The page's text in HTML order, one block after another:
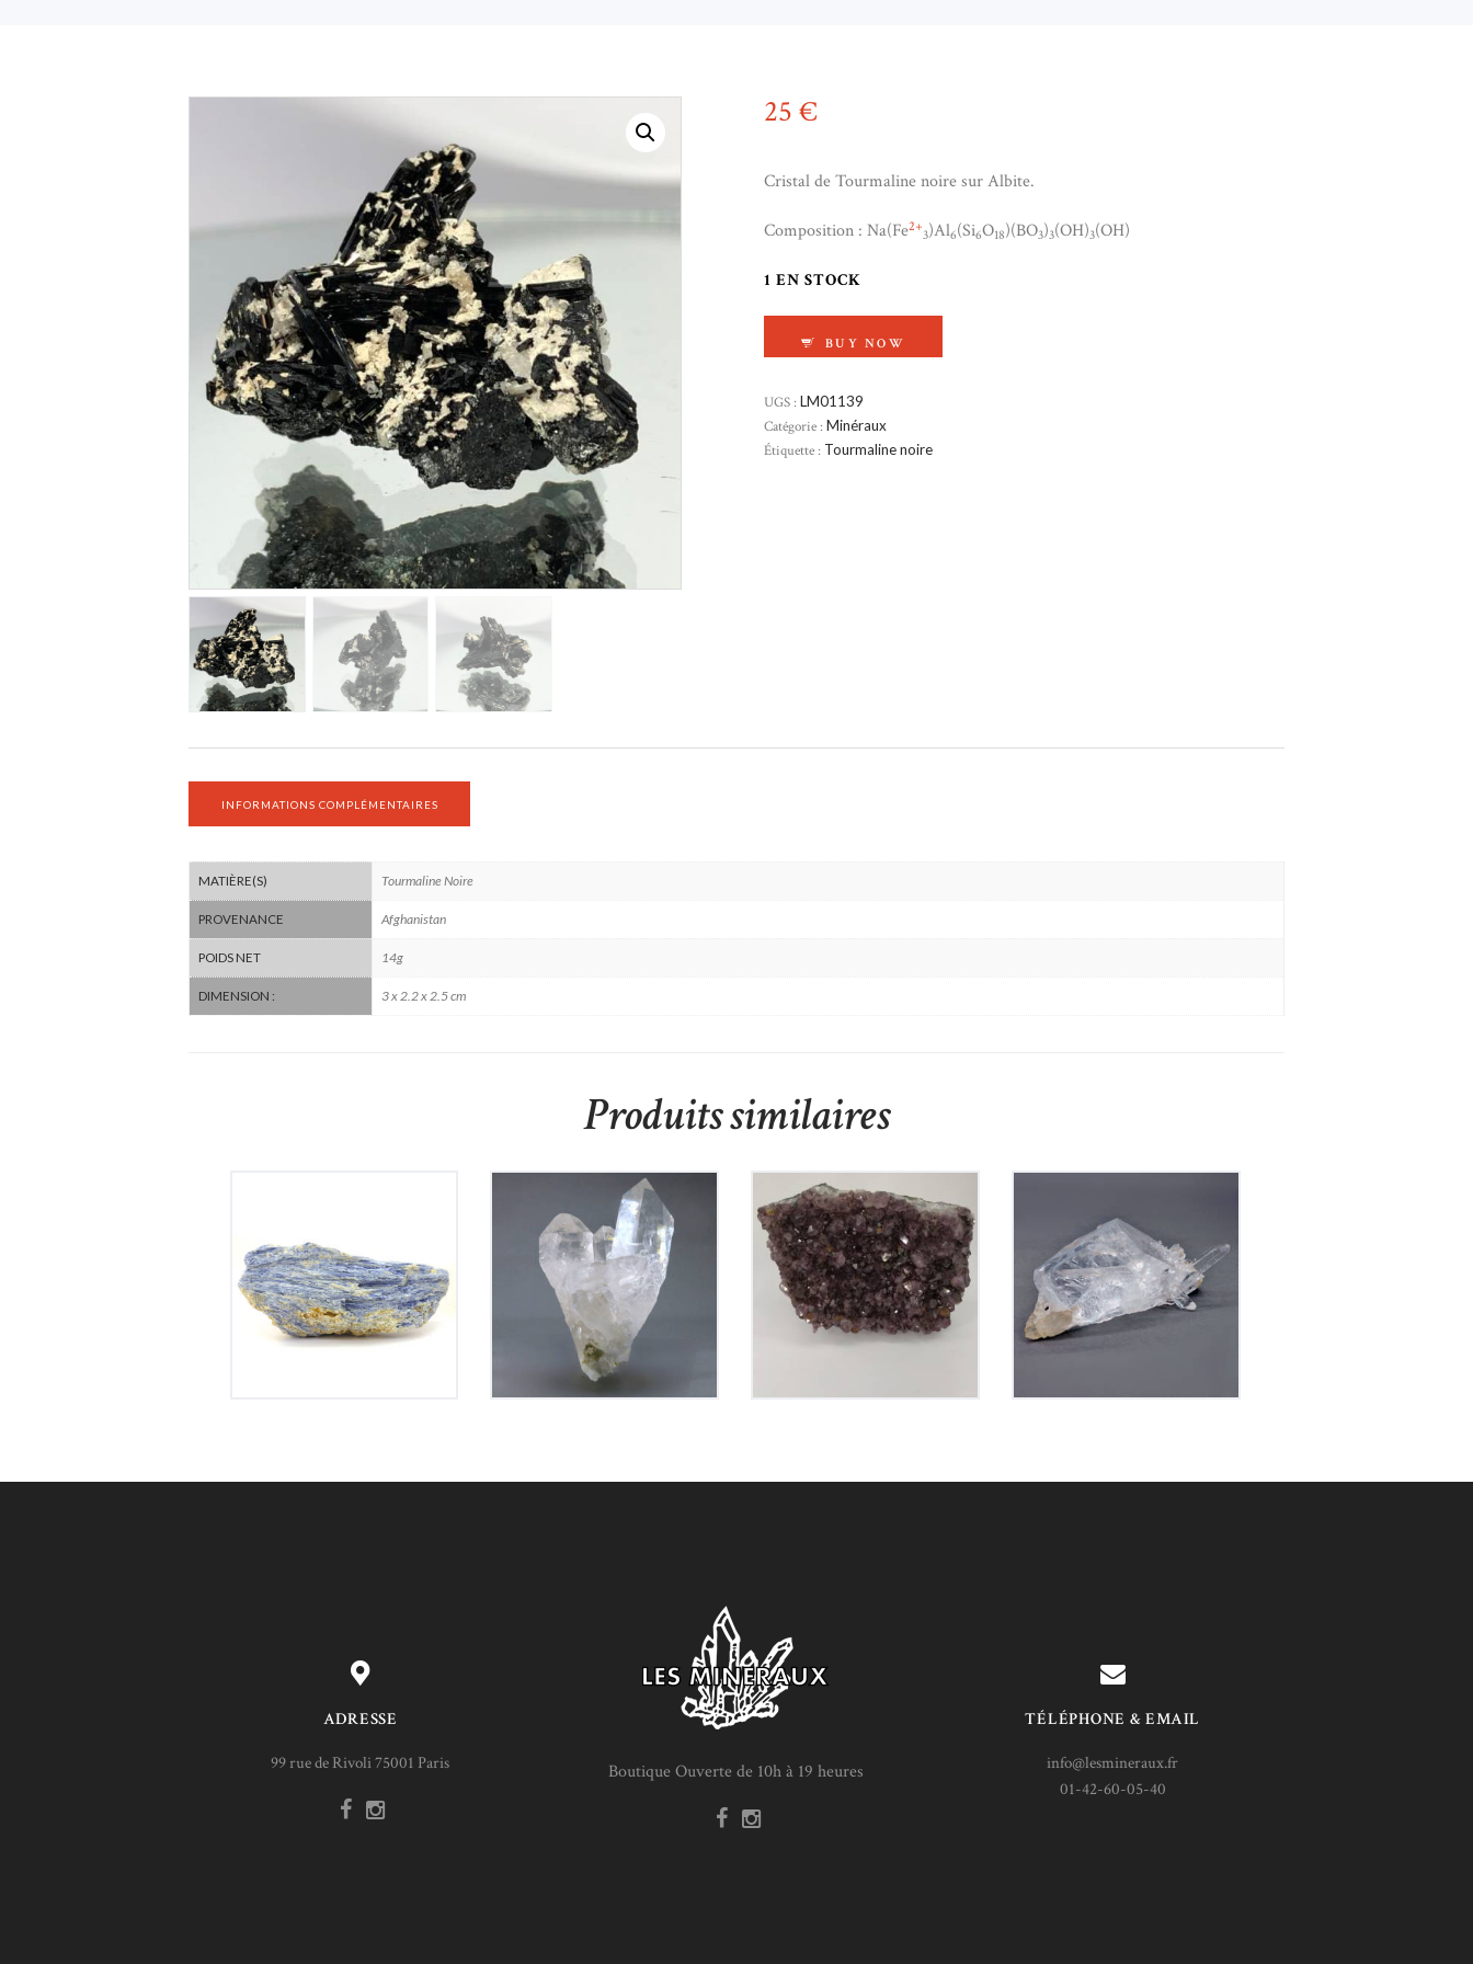
25 €
Cristal de Tourmaline noire sur Albite.
Composition : Na(Fe2+3)Al6(Si6O18)(BO3)3(OH)3(OH)
1 EN STOCK
BUY NOW
UGS : LM01139
Catégorie : Minéraux
Étiquette : Tourmaline noire
INFORMATIONS COMPLÉMENTAIRES
MATIÈRE(S) Tourmaline Noire
PROVENANCE Afghanistan
POIDS NET 14g
DIMENSION : 3 x 2.2 x 2.5 cm
Produits similaires
120€
Cristal De Roche
145€
Améthyste du Brésil
110€
Cristal De Roche
50€
ADRESSE
99 rue de Rivoli 75001 Paris Boutique Ouverte de 10h à 19 heures
TÉLÉPHONE & EMAIL
info@lesmineraux.fr
01-42-60-05-40